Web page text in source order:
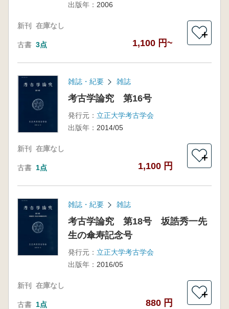
出版年： 2006
新刊 在庫なし
古書 3点 1,100 円~
＋
雑誌・紀要 雑誌
考古学論究 第16号
発行元： 立正大学考古学会
出版年： 2014/05
新刊 在庫なし
古書 1点 1,100 円
＋
雑誌・紀要 雑誌
考古学論究 第18号 坂誥秀一先
生の傘寿記念号
発行元： 立正大学考古学会
出版年： 2016/05
新刊 在庫なし
古書 1点 880 円
＋